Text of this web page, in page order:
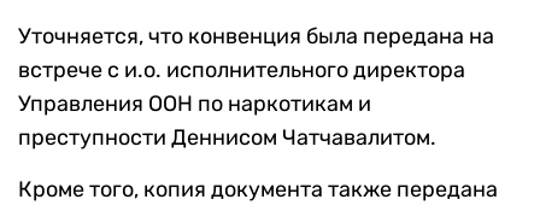
Уточняется, что конвенция была передана на
встрече с и.о. исполнительного директора
Управления ООН по наркотикам и
преступности Деннисом Чатчавалитом.
Кроме того, копия документа также передана